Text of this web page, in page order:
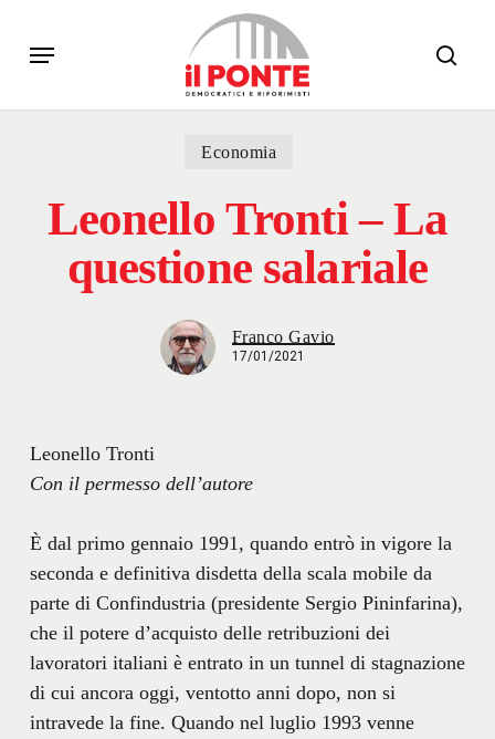
main
Menu
Economia
Leonello Tronti – La
questione salariale
Franco Gavio
17/01/2021
Leonello Tronti
Con il permesso dell’autore
È dal primo gennaio 1991, quando entrò in vigore la
seconda e definitiva disdetta della scala mobile da
parte di Confindustria (presidente Sergio Pininfarina),
che il potere d’acquisto delle retribuzioni dei
lavoratori italiani è entrato in un tunnel di stagnazione
di cui ancora oggi, ventotto anni dopo, non si
intravede la fine. Quando nel luglio 1993 venne